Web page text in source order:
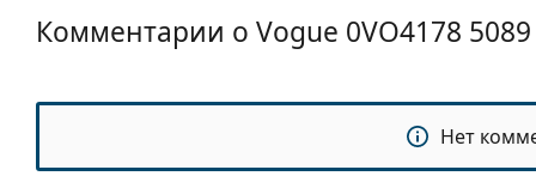
Комментарии о Vogue 0VO4178 5089
Нет